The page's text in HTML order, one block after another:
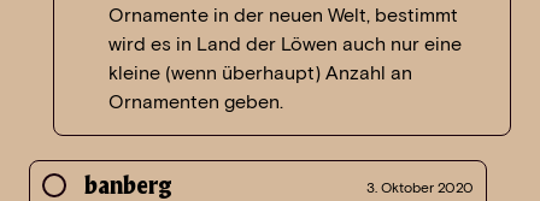
Ornamente in der neuen Welt, bestimmt
wird es in Land der Löwen auch nur eine
kleine (wenn überhaupt) Anzahl an
Ornamenten geben.
banberg 3. Oktober 2020